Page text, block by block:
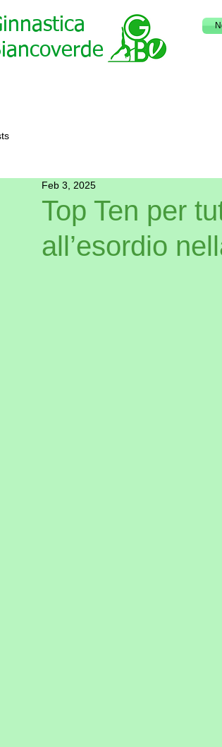
Top Ten per
all’esordio
Feb 3, 2025